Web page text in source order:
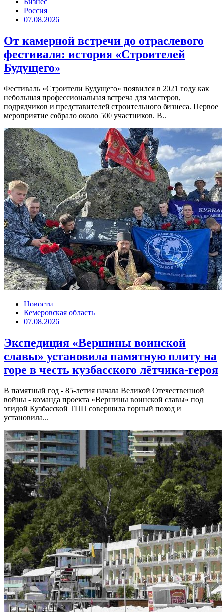
Бизнес
Россия
07.08.2026
От камерной встречи до отраслевого
фестиваля: история «Строителей
Будущего»
Фестиваль «Строители Будущего» появился в 2021 году как
небольшая профессиональная встреча для мастеров,
подрядчиков и представителей строительного бизнеса. Первое
мероприятие собрало около 500 участников. В...
Новости
Кемеровская область
07.08.2026
Экспедиция «Вершины воинской
славы» установила памятную плиту на
горе в честь кузбасского лётчика-героя
В памятный год - 85-летия начала Великой Отечественной
войны - команда проекта «Вершины воинской славы» под
эгидой Кузбасской ТПП совершила горный поход и
установила...